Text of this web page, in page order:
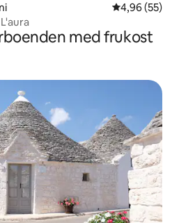
4,96 av 5 i
4,96 (55)
med frukost